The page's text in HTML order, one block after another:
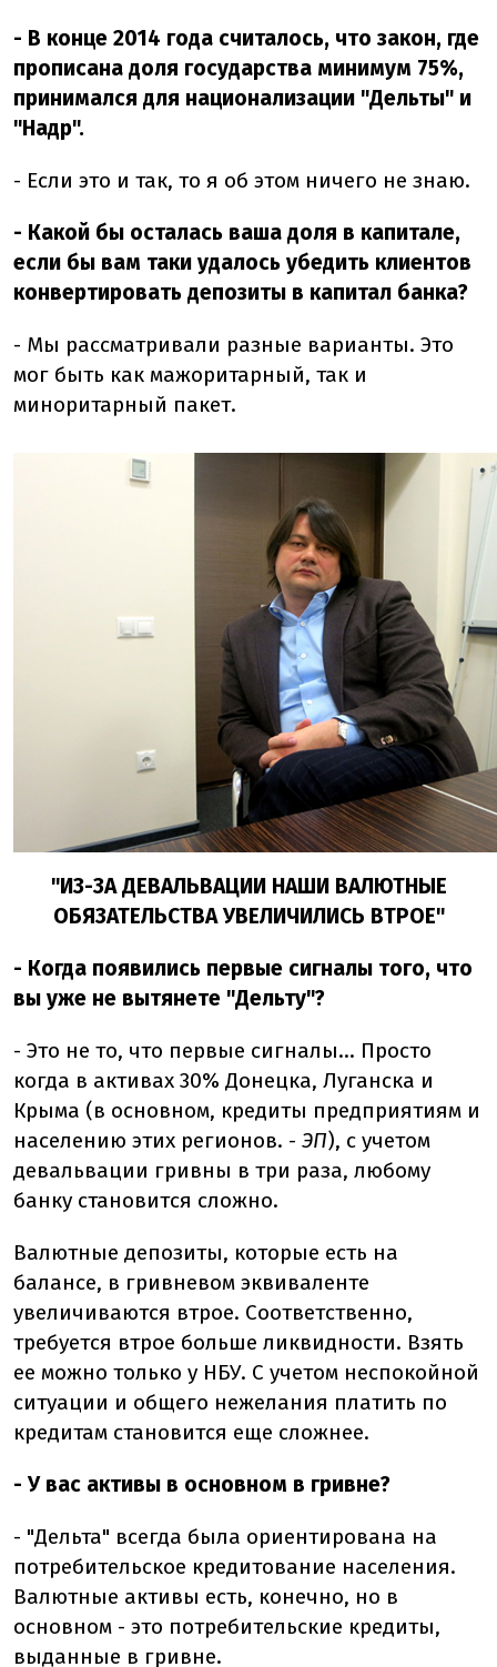
- В конце 2014 года считалось, что закон, где
прописана доля государства минимум 75%,
принимался для национализации "Дельты" и
"Надр".
- Если это и так, то я об этом ничего не знаю.
- Какой бы осталась ваша доля в капитале,
если бы вам таки удалось убедить клиентов
конвертировать депозиты в капитал банка?
- Мы рассматривали разные варианты. Это
мог быть как мажоритарный, так и
миноритарный пакет.
"ИЗ-ЗА ДЕВАЛЬВАЦИИ НАШИ ВАЛЮТНЫЕ
ОБЯЗАТЕЛЬСТВА УВЕЛИЧИЛИСЬ ВТРОЕ"
- Когда появились первые сигналы того, что
вы уже не вытянете "Дельту"?
- Это не то, что первые сигналы… Просто
когда в активах 30% Донецка, Луганска и
Крыма (в основном, кредиты предприятиям и
населению этих регионов. - ЭП), с учетом
девальвации гривны в три раза, любому
банку становится сложно.
Валютные депозиты, которые есть на
балансе, в гривневом эквиваленте
увеличиваются втрое. Соответственно,
требуется втрое больше ликвидности. Взять
ее можно только у НБУ. С учетом неспокойной
ситуации и общего нежелания платить по
кредитам становится еще сложнее.
- У вас активы в основном в гривне?
- "Дельта" всегда была ориентирована на
потребительское кредитование населения.
Валютные активы есть, конечно, но в
основном - это потребительские кредиты,
выданные в гривне.